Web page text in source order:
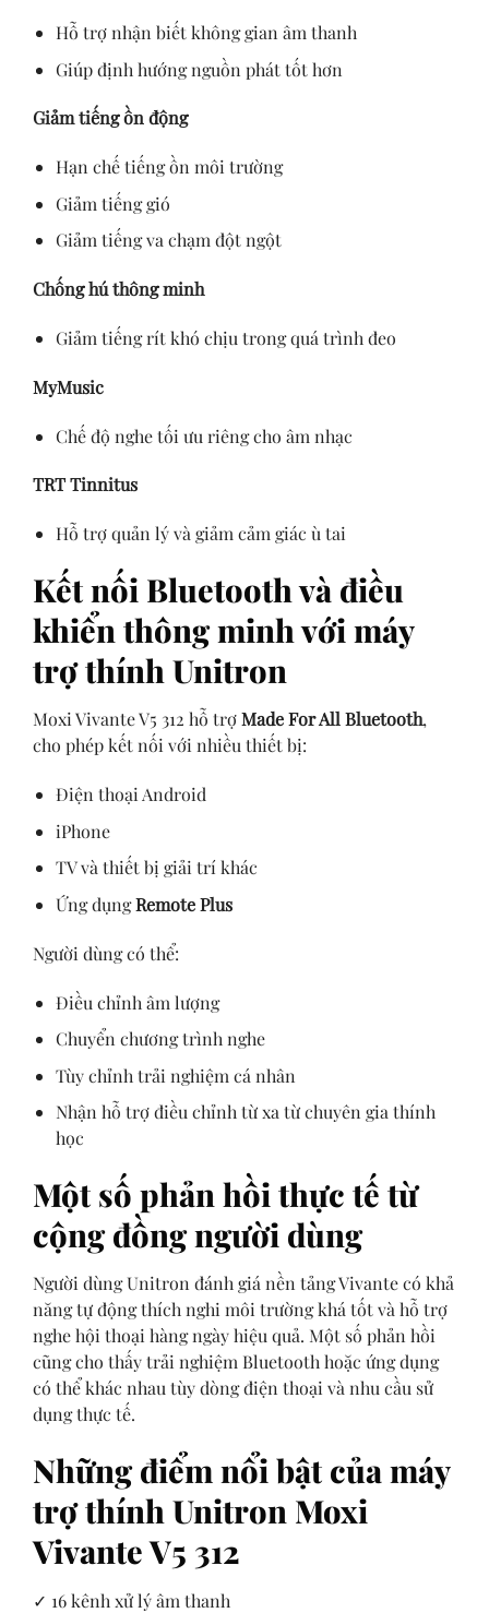
Hỗ trợ nhận biết không gian âm thanh
Giúp định hướng nguồn phát tốt hơn
Giảm tiếng ồn động
Hạn chế tiếng ồn môi trường
Giảm tiếng gió
Giảm tiếng va chạm đột ngột
Chống hú thông minh
Giảm tiếng rít khó chịu trong quá trình đeo
MyMusic
Chế độ nghe tối ưu riêng cho âm nhạc
TRT Tinnitus
Hỗ trợ quản lý và giảm cảm giác ù tai
Kết nối Bluetooth và điều
khiển thông minh với máy
trợ thính Unitron
Moxi Vivante V5 312 hỗ trợMade For All Bluetooth,
cho phép kết nối với nhiều thiết bị:
Điện thoại Android
iPhone
TV và thiết bị giải trí khác
Ứng dụngRemote Plus
Người dùng có thể:
Điều chỉnh âm lượng
Chuyển chương trình nghe
Tùy chỉnh trải nghiệm cá nhân
Nhận hỗ trợ điều chỉnh từ xa từ chuyên gia thính
học
Một số phản hồi thực tế từ
cộng đồng người dùng
Người dùng Unitron đánh giá nền tảng Vivante có khả
năng tự động thích nghi môi trường khá tốt và hỗ trợ
nghe hội thoại hàng ngày hiệu quả. Một số phản hồi
cũng cho thấy trải nghiệm Bluetooth hoặc ứng dụng
có thể khác nhau tùy dòng điện thoại và nhu cầu sử
dụng thực tế.
Những điểm nổi bật của máy
trợ thính Unitron Moxi
Vivante V5 312
✓ 16 kênh xử lý âm thanh